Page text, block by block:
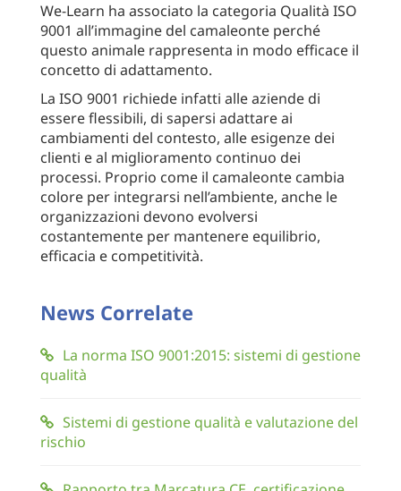
We-Learn ha associato la categoria Qualità ISO
9001 all’immagine del camaleonte perché
questo animale rappresenta in modo efficace il
concetto di adattamento.
La ISO 9001 richiede infatti alle aziende di
essere flessibili, di sapersi adattare ai
cambiamenti del contesto, alle esigenze dei
clienti e al miglioramento continuo dei
processi. Proprio come il camaleonte cambia
colore per integrarsi nell’ambiente, anche le
organizzazioni devono evolversi
costantemente per mantenere equilibrio,
efficacia e competitività.
News Correlate
La norma ISO 9001:2015: sistemi di gestione
qualità
Sistemi di gestione qualità e valutazione del
rischio